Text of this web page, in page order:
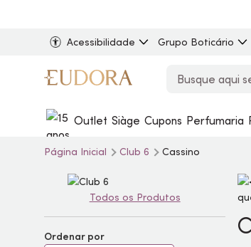
Acessibilidade Grupo Boticário
Outlet Siàge Cupons Perfumaria
Página Inicial Club 6 Cassino
Todos os Produtos
Ordenar por